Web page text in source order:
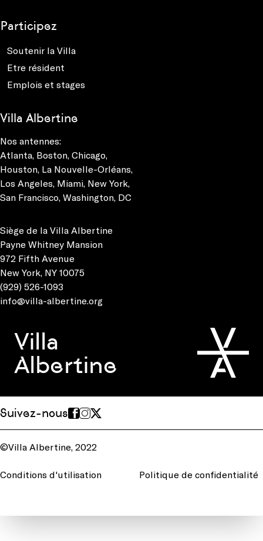
Participez
Soutenir la Villa
Etre résident
Emplois et stages
Villa Albertine
Nos antennes:
Atlanta, Boston, Chicago,
Houston, La Nouvelle-Orléans,
Los Angeles, Miami, New York,
San Francisco, Washington, DC
Siège de la Villa Albertine
Payne Whitney Mansion
972 Fifth Avenue
New York, NY 10075
(929) 526-1093
info@villa-albertine.org
Villa
Albertine
Suivez-nous
©Villa Albertine, 2022
Conditions d'utilisation Politique de confidentialité